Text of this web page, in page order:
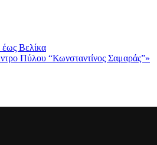
Βελίκα
Πύλου “Κωνσταντίνος Σαμαράς”»